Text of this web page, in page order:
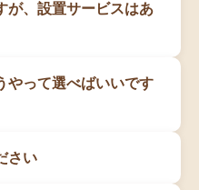
が、設置サービスはあ
やって選べばいいです
さい